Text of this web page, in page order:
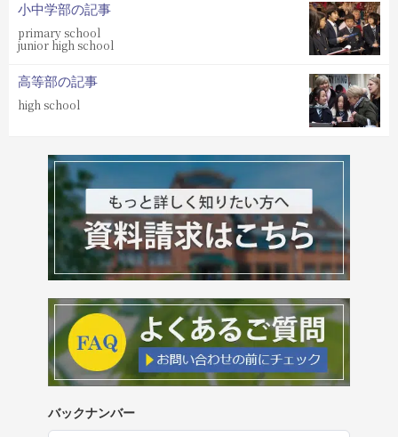
小中学部の記事
primary school
junior high school
高等部の記事
high school
バックナンバー